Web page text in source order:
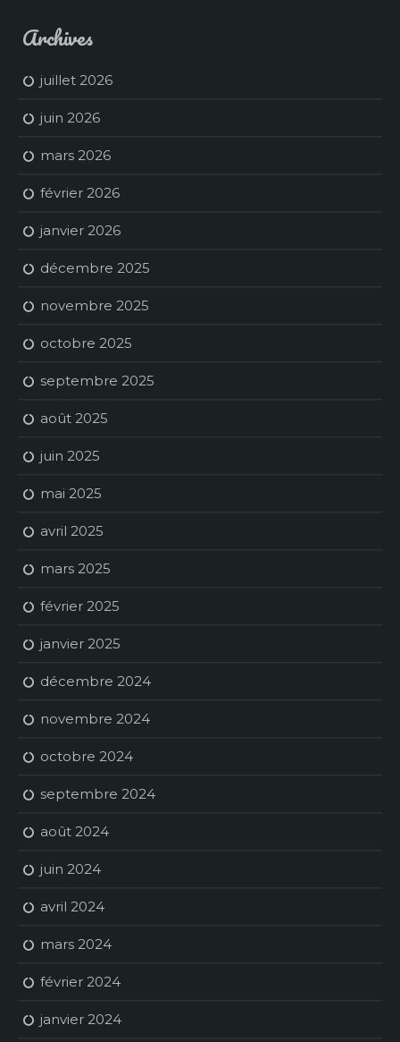
Archives
juillet 2026
juin 2026
mars 2026
février 2026
janvier 2026
décembre 2025
novembre 2025
octobre 2025
septembre 2025
août 2025
juin 2025
mai 2025
avril 2025
mars 2025
février 2025
janvier 2025
décembre 2024
novembre 2024
octobre 2024
septembre 2024
août 2024
juin 2024
avril 2024
mars 2024
février 2024
janvier 2024